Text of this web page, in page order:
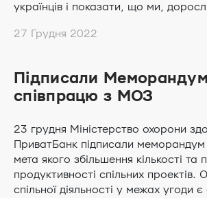
українців і показати, що ми,
27 Грудня 2022
Підписали
співпрацю з МОЗ
23 грудня Міністерство охорони
ПриватБанк підписали
мета якого збільшення кількості та
продуктивності спільних
спільної діяльності у межах угоди